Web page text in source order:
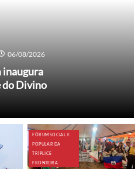
06/08/2026
inaugura
do Divino
FÓRUM SOCIAL E
POPULAR DA
TRÍPLICE
FRONTEIRA